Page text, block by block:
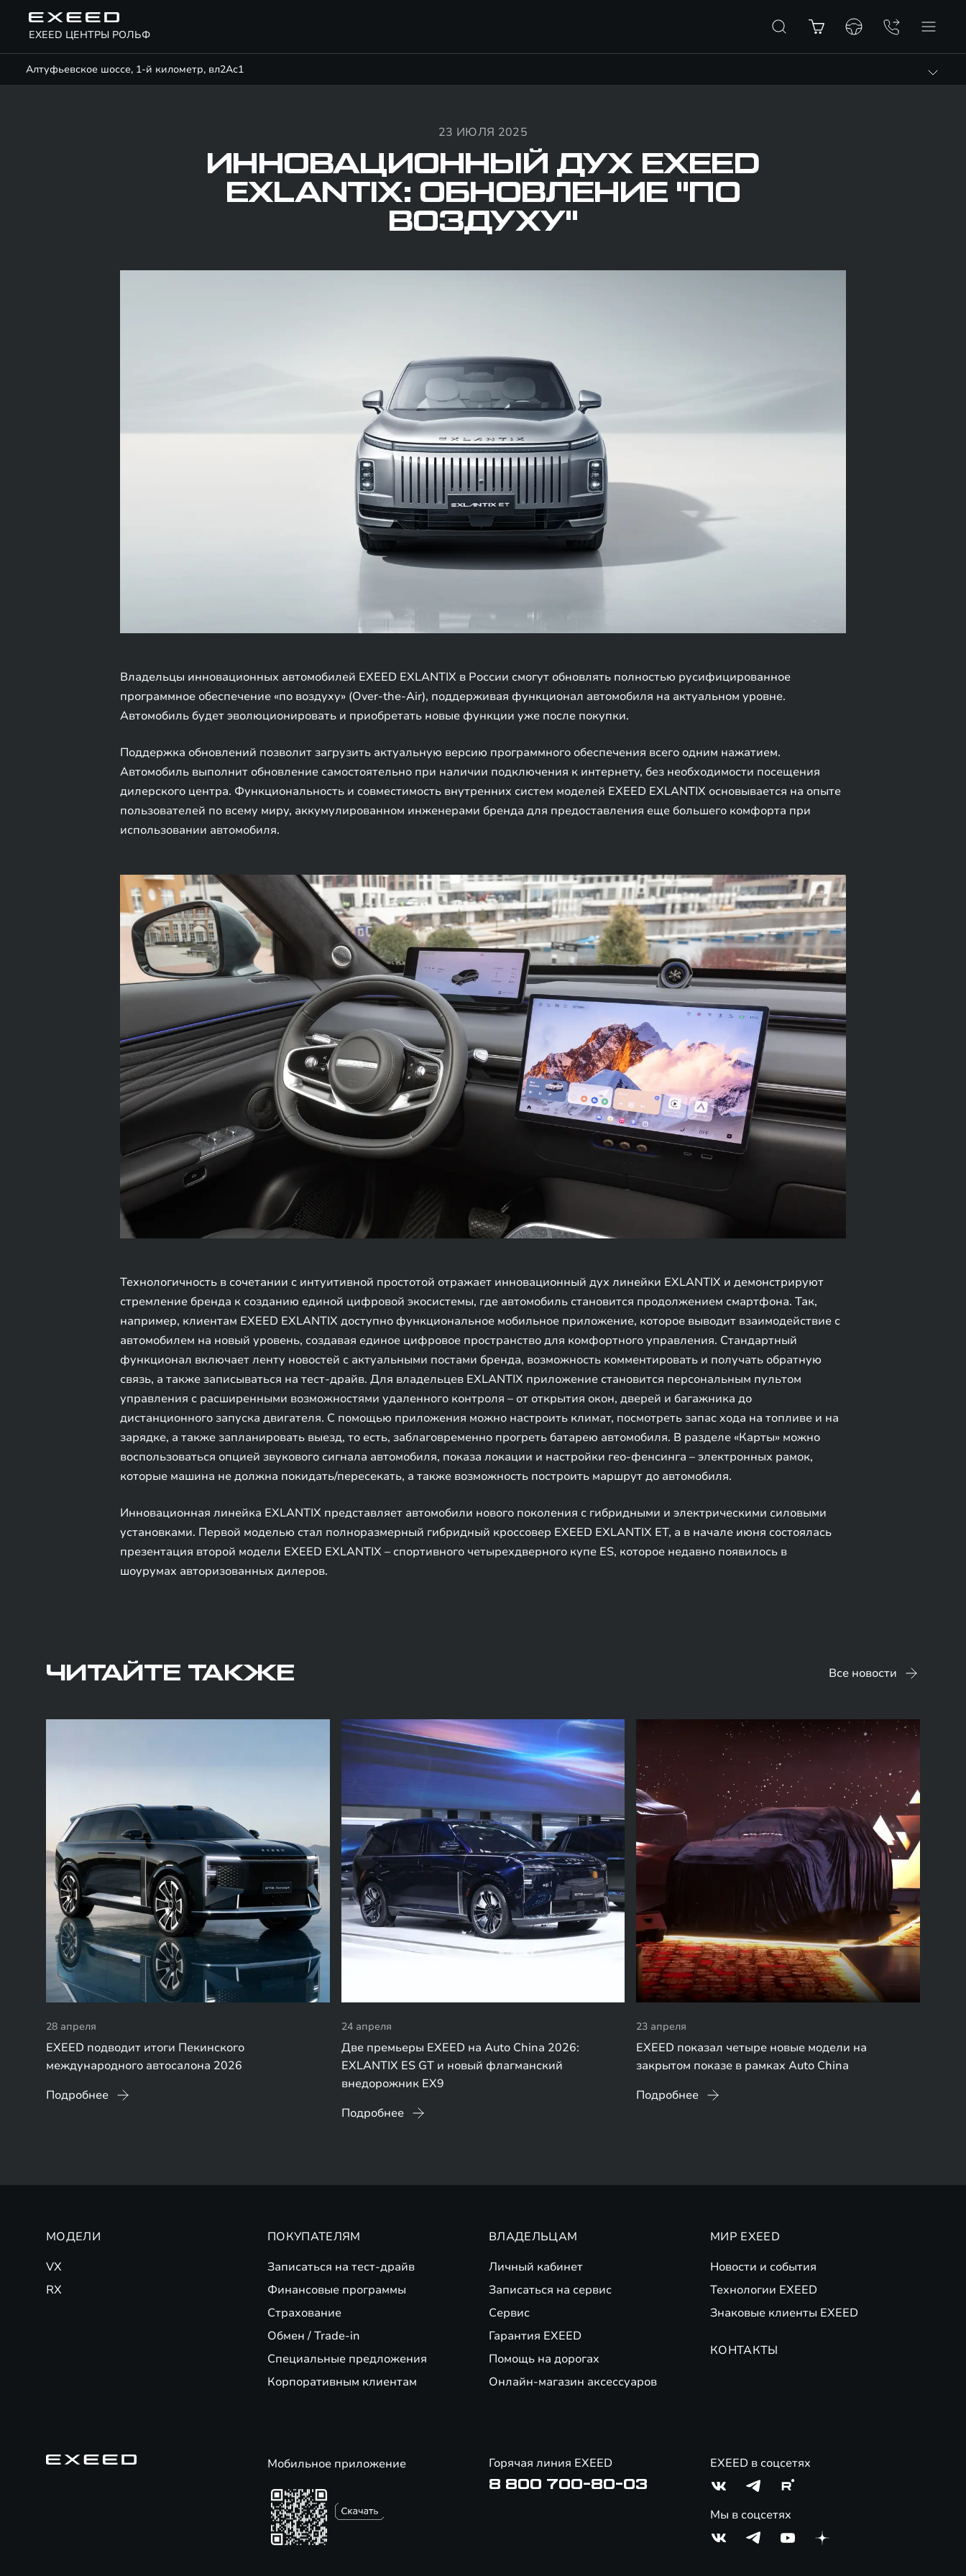
EXEED ЦЕНТРЫ РОЛЬФ
Алтуфьевское шоссе, 1-й километр, вл2Ас1
23 ИЮЛЯ 2025
ИННОВАЦИОННЫЙ ДУХ EXEED
EXLANTIX: ОБНОВЛЕНИЕ "ПО
ВОЗДУХУ"
Владельцы инновационных автомобилей EXEED EXLANTIX в России смогут обновлять полностью русифицированное
программное обеспечение «по воздуху» (Over-the-Air), поддерживая функционал автомобиля на актуальном уровне.
Автомобиль будет эволюционировать и приобретать новые функции уже после покупки.
Поддержка обновлений позволит загрузить актуальную версию программного обеспечения всего одним нажатием.
Автомобиль выполнит обновление самостоятельно при наличии подключения к интернету, без необходимости посещения
дилерского центра. Функциональность и совместимость внутренних систем моделей EXEED EXLANTIX основывается на опыте
пользователей по всему миру, аккумулированном инженерами бренда для предоставления еще большего комфорта при
использовании автомобиля.
Технологичность в сочетании с интуитивной простотой отражает инновационный дух линейки EXLANTIX и демонстрируют
стремление бренда к созданию единой цифровой экосистемы, где автомобиль становится продолжением смартфона. Так,
например, клиентам EXEED EXLANTIX доступно функциональное мобильное приложение, которое выводит взаимодействие с
автомобилем на новый уровень, создавая единое цифровое пространство для комфортного управления. Стандартный
функционал включает ленту новостей с актуальными постами бренда, возможность комментировать и получать обратную
связь, а также записываться на тест-драйв. Для владельцев EXLANTIX приложение становится персональным пультом
управления с расширенными возможностями удаленного контроля – от открытия окон, дверей и багажника до
дистанционного запуска двигателя. С помощью приложения можно настроить климат, посмотреть запас хода на топливе и на
зарядке, а также запланировать выезд, то есть, заблаговременно прогреть батарею автомобиля. В разделе «Карты» можно
воспользоваться опцией звукового сигнала автомобиля, показа локации и настройки гео-фенсинга – электронных рамок,
которые машина не должна покидать/пересекать, а также возможность построить маршрут до автомобиля.
Инновационная линейка EXLANTIX представляет автомобили нового поколения с гибридными и электрическими силовыми
установками. Первой моделью стал полноразмерный гибридный кроссовер EXEED EXLANTIX ET, а в начале июня состоялась
презентация второй модели EXEED EXLANTIX – спортивного четырехдверного купе ES, которое недавно появилось в
шоурумах авторизованных дилеров.
ЧИТАЙТЕ ТАКЖЕ Все новости
28 апреля
EXEED подводит итоги Пекинского
международного автосалона 2026
Подробнее
24 апреля
Две премьеры EXEED на Auto China 2026:
EXLANTIX ES GT и новый флагманский
внедорожник EX9
Подробнее
23 апреля
EXEED показал четыре новые модели на
закрытом показе в рамках Auto China
Подробнее
МОДЕЛИ
VX
RX
ПОКУПАТЕЛЯМ
Записаться на тест-драйв
Финансовые программы
Страхование
Обмен / Trade-in
Специальные предложения
Корпоративным клиентам
ВЛАДЕЛЬЦАМ
Личный кабинет
Записаться на сервис
Сервис
Гарантия EXEED
Помощь на дорогах
Онлайн-магазин аксессуаров
МИР EXEED
Новости и события
Технологии EXEED
Знаковые клиенты EXEED
КОНТАКТЫ
Мобильное приложение Горячая линия EXEED
8 800 700-80-03
EXEED в соцсетях
Мы в соцсетях